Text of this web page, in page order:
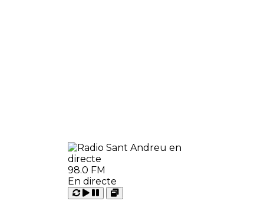
98.0 FM
En directe
Carregant
Reproduir
Pausar
Open